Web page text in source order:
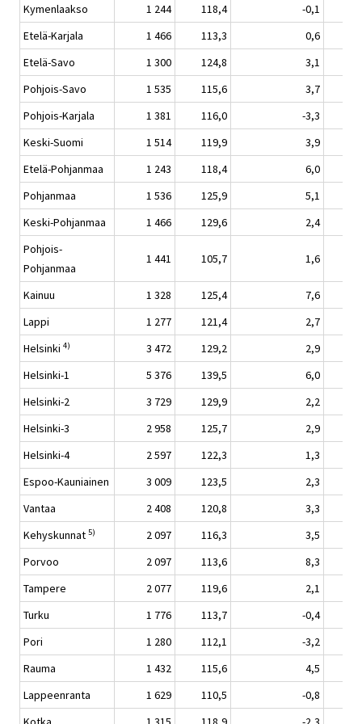
Kymenlaakso
1 244 118,4
-0,1
Etelä-Karjala
1 466 113,3
0,6
Etelä-Savo
1 300 124,8
3,1
Pohjois-Savo
1 535 115,6
3,7
Pohjois-Karjala
1 381 116,0
-3,3
Keski-Suomi
1 514 119,9
3,9
Etelä-Pohjanmaa
1 243 118,4
6,0
Pohjanmaa
1 536 125,9
5,1
Keski-Pohjanmaa
1 466 129,6
2,4
Pohjois-
Pohjanmaa
1 441 105,7 1,6
Kainuu 1 328 125,4
7,6
Lappi
1 277 121,4
2,7
Helsinki 4) 3 472 129,2
2,9
Helsinki-1
5 376 139,5
6,0
Helsinki-2
3 729 129,9
2,2
Helsinki-3
2 958 125,7
2,9
Helsinki-4
2 597 122,3
1,3
Espoo-Kauniainen
3 009 123,5
2,3
Vantaa
2 408 120,8
3,3
Kehyskunnat 5) 2 097 116,3
3,5
Porvoo
2 097 113,6
8,3
Tampere
2 077 119,6
2,1
Turku
1 776 113,7
-0,4
Pori
1 280 112,1
-3,2
Rauma
1 432 115,6
4,5
Lappeenranta
1 629 110,5
-0,8